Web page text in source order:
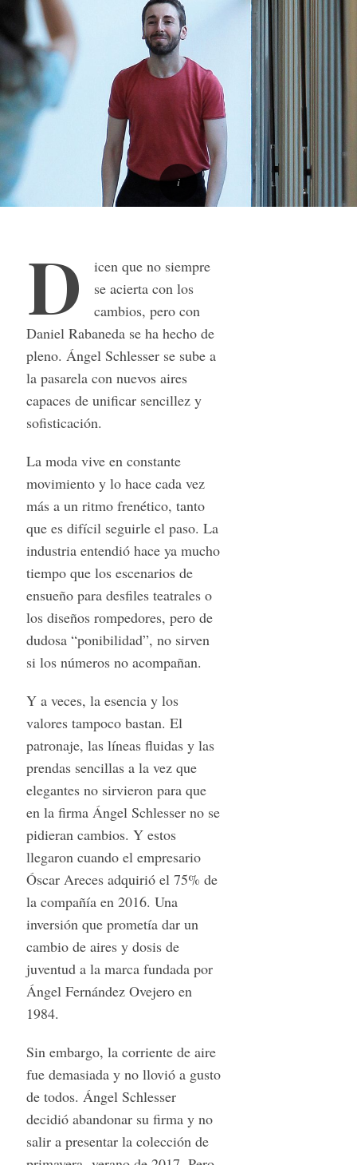
D
icen que no siempre
se acierta con los
cambios, pero con
Daniel Rabaneda se ha hecho de
pleno. Ángel Schlesser se sube a
la pasarela con nuevos aires
capaces de unificar sencillez y
sofisticación.
La moda vive en constante
movimiento y lo hace cada vez
más a un ritmo frenético, tanto
que es difícil seguirle el paso. La
industria entendió hace ya mucho
tiempo que los escenarios de
ensueño para desfiles teatrales o
los diseños rompedores, pero de
dudosa “ponibilidad”, no sirven
si los números no acompañan.
Y a veces, la esencia y los
valores tampoco bastan. El
patronaje, las líneas fluidas y las
prendas sencillas a la vez que
elegantes no sirvieron para que
en la firma Ángel Schlesser no se
pidieran cambios. Y estos
llegaron cuando el empresario
Óscar Areces adquirió el 75% de
la compañía en 2016. Una
inversión que prometía dar un
cambio de aires y dosis de
juventud a la marca fundada por
Ángel Fernández Ovejero en
1984.
Sin embargo, la corriente de aire
fue demasiada y no llovió a gusto
de todos. Ángel Schlesser
decidió abandonar su firma y no
salir a presentar la colección de